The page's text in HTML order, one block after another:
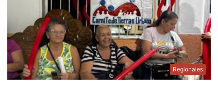
Regionales